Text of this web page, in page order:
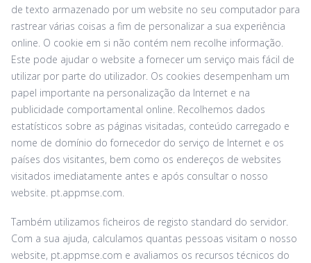
de texto armazenado por um website no seu computador para
rastrear várias coisas a fim de personalizar a sua experiência
online. O cookie em si não contém nem recolhe informação.
Este pode ajudar o website a fornecer um serviço mais fácil de
utilizar por parte do utilizador. Os cookies desempenham um
papel importante na personalização da Internet e na
publicidade comportamental online. Recolhemos dados
estatísticos sobre as páginas visitadas, conteúdo carregado e
nome de domínio do fornecedor do serviço de Internet e os
países dos visitantes, bem como os endereços de websites
visitados imediatamente antes e após consultar o nosso
website. ‌pt.appmse.com.
Também utilizamos ficheiros de registo standard do servidor.
Com a sua ajuda, calculamos quantas pessoas visitam o nosso
website, ‌pt.appmse.com e avaliamos os recursos técnicos do